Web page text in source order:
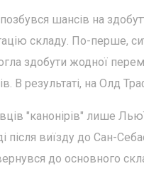
шансів на
складу. По-перше,
здобути жодної
В результаті, на Олд
"канонірів" лише
після виїзду до Сан-
до основного